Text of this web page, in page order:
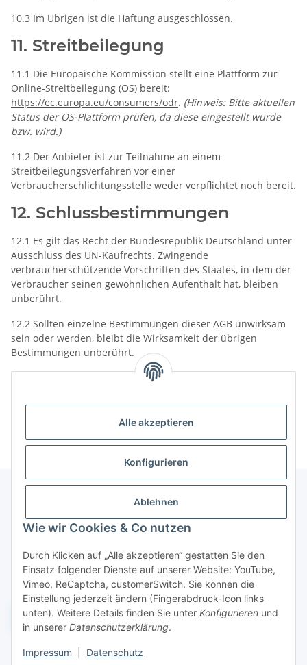
Alle akzeptieren
Konfigurieren
Ablehnen
Wie wir Cookies & Co nutzen
Durch Klicken auf „Alle akzeptieren“ gestatten Sie den
Einsatz folgender Dienste auf unserer Website: YouTube,
Vimeo, ReCaptcha, customerSwitch. Sie können die
Einstellung jederzeit ändern (Fingerabdruck-Icon links
unten). Weitere Details finden Sie unter Konfigurieren und
in unserer Datenschutzerklärung.
Impressum Datenschutz
10.3 Im Übrigen ist die Haftung ausgeschlossen.
11. Streitbeilegung
11.1 Die Europäische Kommission stellt eine Plattform zur
Online-Streitbeilegung (OS) bereit:
https://ec.europa.eu/consumers/odr. (Hinweis: Bitte aktuellen
Status der OS-Plattform prüfen, da diese eingestellt wurde
bzw. wird.)
11.2 Der Anbieter ist zur Teilnahme an einem
Streitbeilegungsverfahren vor einer
Verbraucherschlichtungsstelle weder verpflichtet noch bereit.
12. Schlussbestimmungen
12.1 Es gilt das Recht der Bundesrepublik Deutschland unter
Ausschluss des UN-Kaufrechts. Zwingende
verbraucherschützende Vorschriften des Staates, in dem der
Verbraucher seinen gewöhnlichen Aufenthalt hat, bleiben
unberührt.
12.2 Sollten einzelne Bestimmungen dieser AGB unwirksam
sein oder werden, bleibt die Wirksamkeit der übrigen
Bestimmungen unberührt.
techneo.berlin erstellt und sind vor produktivem Einsatz
Informationen
Gesetzliche Informationen
Widerruf einreichen
* Alle Preise inkl. gesetzlicher USt., zzgl.